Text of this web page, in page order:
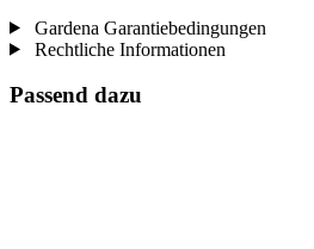
Gardena Garantiebedingungen
Rechtliche Informationen
Passend dazu